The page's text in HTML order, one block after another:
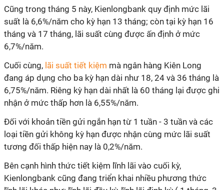
Cũng trong tháng 5 này, Kienlongbank quy định mức lãi
suất là 6,6%/năm cho kỳ hạn 13 tháng; còn tại kỳ hạn 16
tháng và 17 tháng, lãi suất cùng được ấn định ở mức
6,7%/năm.
Cuối cùng, lãi suất tiết kiệm mà ngân hàng Kiên Long
đang áp dụng cho ba kỳ hạn dài như 18, 24 và 36 tháng là
6,75%/năm. Riêng kỳ hạn dài nhất là 60 tháng lại được ghi
nhận ở mức thấp hơn là 6,55%/năm.
Đối với khoản tiền gửi ngắn hạn từ 1 tuần - 3 tuần và các
loại tiền gửi không kỳ hạn được nhận cùng mức lãi suất
tương đối thấp hiện nay là 0,2%/năm.
Bên cạnh hình thức tiết kiệm lĩnh lãi vào cuối kỳ,
Kienlongbank cũng đang triển khai nhiều phương thức